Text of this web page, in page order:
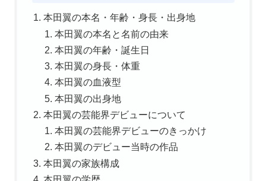
本田翼の本名・年齢・身長・出身地
本田翼の本名と名前の由来
本田翼の年齢・誕生日
本田翼の身長・体重
本田翼の血液型
本田翼の出身地
本田翼の芸能界デビューについて
本田翼の芸能界デビューのきっかけ
本田翼のデビュー当時の作品
本田翼の家族構成